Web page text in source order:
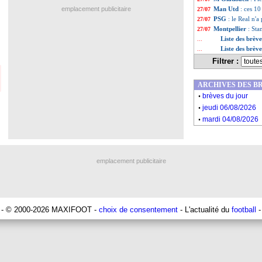
27/07 Man Utd : ces
27/07 PSG : le Real n'a
27/07 Montpellier :
Liste des
Liste des
Filtrer :
emplacement publicitaire
ARCHIVES DES
. brèves du jour
. jeudi 06/08/2026
. mardi 04/08/2026
emplacement publicitaire
- © 2000-2026 MAXIFOOT - choix de consentement - L'actualité du football -